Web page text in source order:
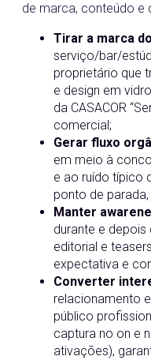
de marca, conteúdo e
Tirar a marca
serviço/bar/
proprietário que
e design em
da CASACOR
comercial;
Gerar fluxo
em meio à
e ao ruído típico
ponto de
Manter
durante e
editorial e
expectativa e
Converter
relacionamento
público
captura no on e
ativações),